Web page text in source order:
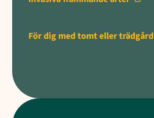
För dig med tomt eller trädgård